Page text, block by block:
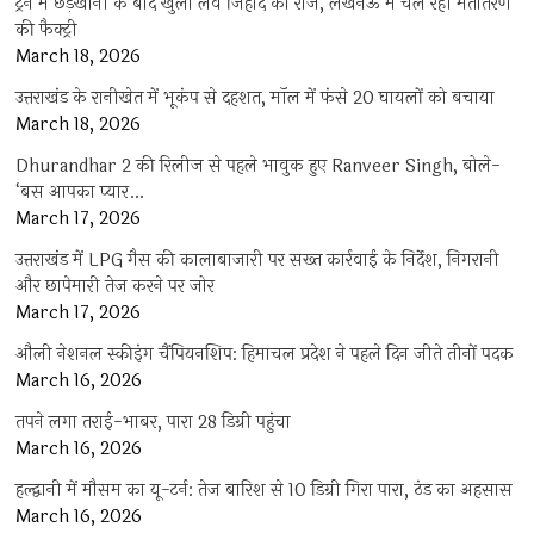
की फैक्ट्री
March 18, 2026
उत्तराखंड के रानीखेत में भूकंप से दहशत, मॉल में फंसे 20 घायलों को बचाया
March 18, 2026
Dhurandhar 2 की रिलीज से पहले भावुक हुए Ranveer Singh, बोले-
‘बस आपका प्यार…
March 17, 2026
उत्तराखंड में LPG गैस की कालाबाजारी पर सख्त कार्रवाई के निर्देश, निगरानी
और छापेमारी तेज करने पर जोर
March 17, 2026
औली नेशनल स्कीइंग चैंपियनशिप: हिमाचल प्रदेश ने पहले दिन जीते तीनों पदक
March 16, 2026
तपने लगा तराई-भाबर, पारा 28 डिग्री पहुंचा
March 16, 2026
हल्द्वानी में मौसम का यू-टर्न: तेज बारिश से 10 डिग्री गिरा पारा, ठंड का अहसास
March 16, 2026